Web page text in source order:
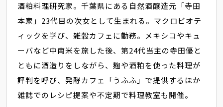
酒粕料理研究家。千葉県にある自然酒醸造元「寺田
本家」23代目の次女として生まれる。マクロビオテ
ィックを学び、雑穀カフェに勤務。メキシコやキュ
ーバなど中南米を旅した後、第24代当主の寺田優と
ともに酒造りをしながら、麹や酒粕を使った料理が
評判を呼び、発酵カフェ「うふふ」で提供するほか
雑誌でのレシピ提案や不定期で料理教室も開催。